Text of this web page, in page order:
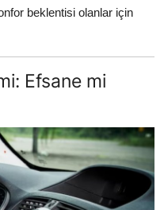
beklentisi olanlar için
Efsane mi